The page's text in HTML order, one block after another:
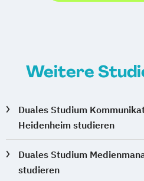
Weitere
Duales Studium
Heidenheim studieren
Duales Studium
studieren